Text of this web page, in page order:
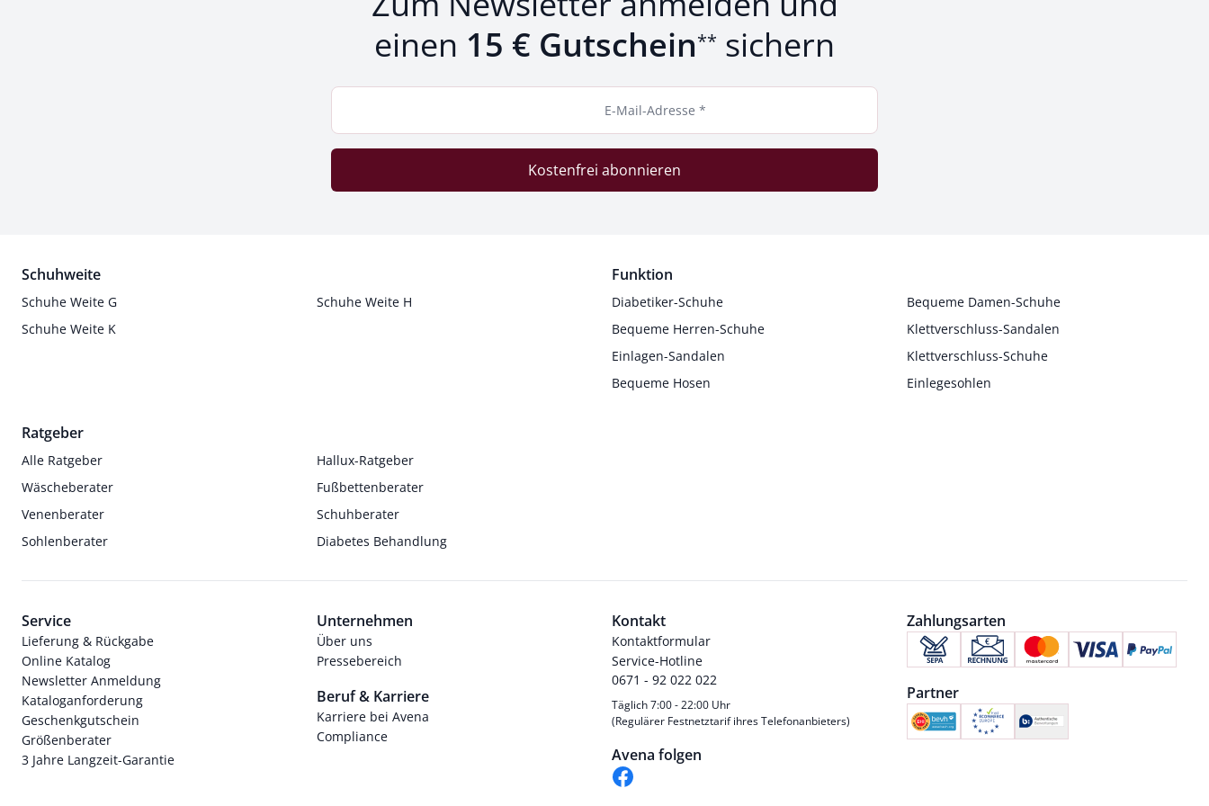
einen 15 € Gutschein** sichern
E-Mail-Adresse *
Kostenfrei abonnieren
Schuhweite
Schuhe Weite G
Schuhe Weite H
Schuhe Weite K
Funktion
Diabetiker-Schuhe
Bequeme Damen-Schuhe
Bequeme Herren-Schuhe
Klettverschluss-Sandalen
Einlagen-Sandalen
Klettverschluss-Schuhe
Bequeme Hosen
Einlegesohlen
Ratgeber
Alle Ratgeber
Hallux-Ratgeber
Wäscheberater
Fußbettenberater
Venenberater
Schuhberater
Sohlenberater
Diabetes Behandlung
Service
Lieferung & Rückgabe
Online Katalog
Newsletter Anmeldung
Kataloganforderung
Geschenkgutschein
Größenberater
3 Jahre Langzeit-Garantie
Unternehmen
Über uns
Pressebereich
Beruf & Karriere
Karriere bei Avena
Compliance
Kontakt
Kontaktformular
Service-Hotline
0671 - 92 022 022
Täglich 7:00 - 22:00 Uhr
(Regulärer Festnetztarif ihres Telefonanbieters)
Avena folgen
Zahlungsarten
Partner